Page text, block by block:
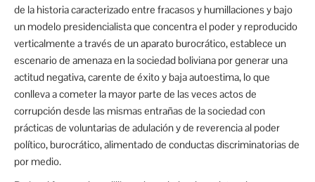
de la historia caracterizado entre fracasos y humillaciones y bajo
un modelo presidencialista que concentra el poder y reproducido
verticalmente a través de un aparato burocrático, establece un
escenario de amenaza en la sociedad boliviana por generar una
actitud negativa, carente de éxito y baja autoestima, lo que
conlleva a cometer la mayor parte de las veces actos de
corrupción desde las mismas entrañas de la sociedad con
prácticas de voluntarias de adulación y de reverencia al poder
político, burocrático, alimentado de conductas discriminatorias de
por medio.